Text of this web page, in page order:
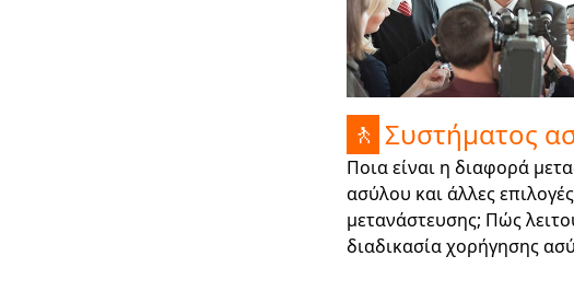
🚶 Συστήματος
Ποια είναι η διαφορά
ασύλου και άλλες επιλογές
μετανάστευσης; Πώς
διαδικασία χορήγησης